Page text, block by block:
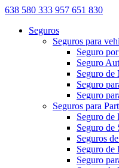
638 580 333 957 651 830
Seguros
Seguros para
Seguro
Seguro
Seguro de
Seguro
Seguro
Seguros para
Seguro de
Seguro de
Seguros
Seguro de
Seguro